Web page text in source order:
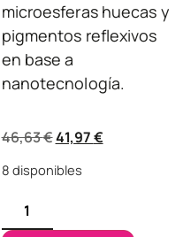
microesferas huecas y
pigmentos reflexivos
en base a
nanotecnología.
46,63€41,97€
8 disponibles